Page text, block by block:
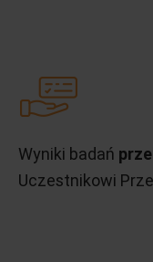
Wyniki badań
Uczestnikowi